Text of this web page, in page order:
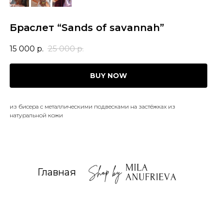
Браслет “Sands of savannah”
15 000 р. 25 000 р.
BUY NOW
из бисера с металлическими подвесками на застёжках из
натуральной кожи
Главная